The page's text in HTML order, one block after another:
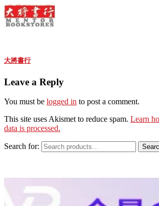
大將書行
Leave a Reply
You must be logged in to post a comment.
This site uses Akismet to reduce spam. Learn
data is processed.
Search for: